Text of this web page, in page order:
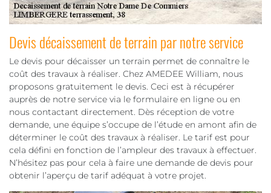
Devis décaissement de terrain par notre service
Le devis pour décaisser un terrain permet de connaître le
coût des travaux à réaliser. Chez AMEDEE William, nous
proposons gratuitement le devis. Ceci est à récupérer
auprès de notre service via le formulaire en ligne ou en
nous contactant directement. Dès réception de votre
demande, une équipe s’occupe de l’étude en amont afin de
déterminer le coût des travaux à réaliser. Le tarif est pour
cela défini en fonction de l’ampleur des travaux à effectuer.
N’hésitez pas pour cela à faire une demande de devis pour
obtenir l’aperçu de tarif adéquat à votre projet.